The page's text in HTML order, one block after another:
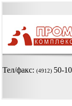
Тел/факс: (4912) 50-